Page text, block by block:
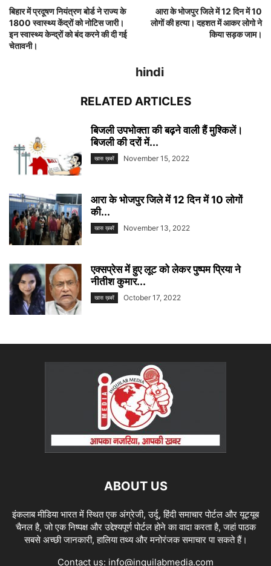
बिहार में प्रदूषण नियंत्रण बोर्ड ने राज्य के
1800 स्वास्थ्य केंद्रों को नोटिस जारी।
इन स्वास्थ्य केन्द्रों को बंद करने की दी गई
चेतावनी।
आरा के भोजपुर जिले में 12 दिन में 10
लोगों की हत्या। दहशत में आकर लोगो ने
किया सड़क जाम।
hindi
RELATED ARTICLES
बिजली उपभोक्ता की बढ़ने वाली हैं मुश्किलें।
बिजली की दरों में...
खास ख़बरें November 15, 2022
आरा के भोजपुर जिले में 12 दिन में 10 लोगों
की...
खास ख़बरें November 13, 2022
एक्सप्रेस में हुए लूट को लेकर पुष्पम प्रिया ने
नीतीश कुमार...
खास ख़बरें October 17, 2022
ABOUT US
इंकलाब मीडिया भारत में स्थित एक अंग्रेजी, उर्दू, हिंदी समाचार पोर्टल और यूट्यूब
चैनल है, जो एक निष्पक्ष और उद्देश्यपूर्ण पोर्टल होने का वादा करता है, जहां पाठक
सबसे अच्छी जानकारी, हालिया तथ्य और मनोरंजक समाचार पा सकते हैं।
Contact us: info@inquilabmedia.com